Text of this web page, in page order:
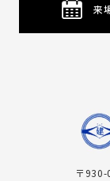
来
〒